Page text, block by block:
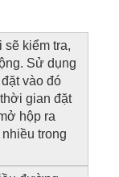
sẽ kiểm tra,
Sử dụng
vào đó
gian đặt
hộp ra
trong